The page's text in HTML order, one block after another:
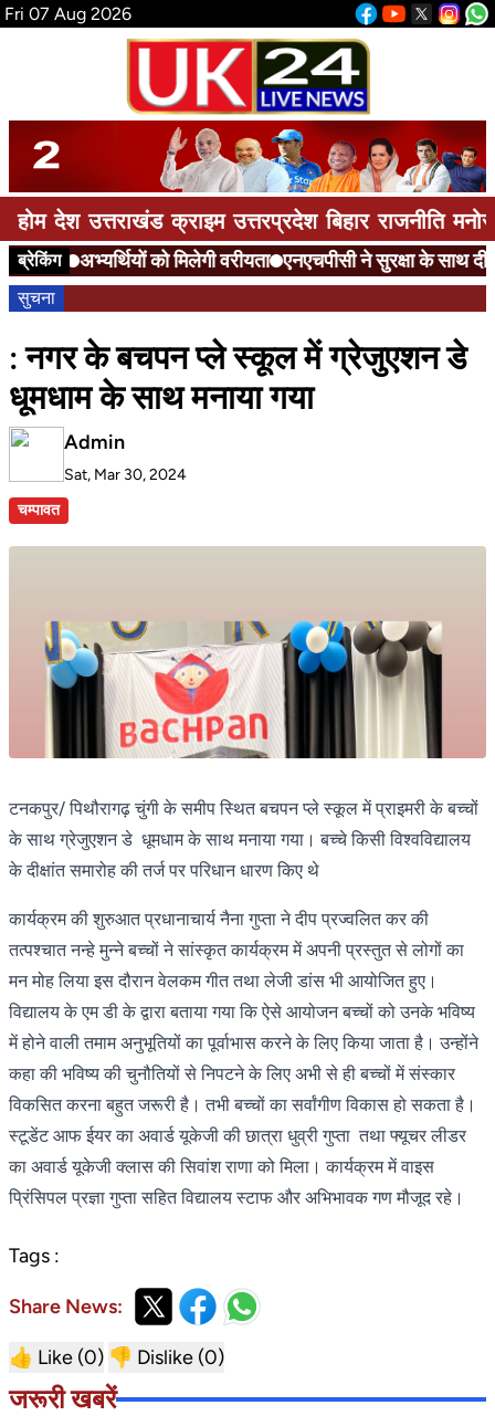
Fri 07 Aug 2026
होम देश उत्तराखंड क्राइम उत्तरप्रदेश बिहार राजनीति
ब्रेकिंगअभ्यर्थियों को मिलेगी वरीयता एनएचपीसी ने सुरक्षा के साथ दी
सुचना
: नगर के बचपन प्ले स्कूल में ग्रेजुएशन डे
धूमधाम के साथ मनाया गया
Admin
Sat, Mar 30, 2024
चम्पावत
टनकपुर/ पिथौरागढ़ चुंगी के समीप स्थित बचपन प्ले स्कूल में प्राइमरी के बच्चों
के साथ ग्रेजुएशन डे धूमधाम के साथ मनाया गया। बच्चे किसी विश्वविद्यालय
के दीक्षांत समारोह की तर्ज पर परिधान धारण किए थे
कार्यक्रम की शुरुआत प्रधानाचार्य नैना गुप्ता ने दीप प्रज्वलित कर की
तत्पश्चात नन्हे मुन्ने बच्चों ने सांस्कृत कार्यक्रम में अपनी प्रस्तुत से लोगों का
मन मोह लिया इस दौरान वेलकम गीत तथा लेजी डांस भी आयोजित हुए।
विद्यालय के एम डी के द्वारा बताया गया कि ऐसे आयोजन बच्चों को उनके भविष्य
में होने वाली तमाम अनुभूतियों का पूर्वाभास करने के लिए किया जाता है। उन्होंने
कहा की भविष्य की चुनौतियों से निपटने के लिए अभी से ही बच्चों में संस्कार
विकसित करना बहुत जरूरी है। तभी बच्चों का सर्वांगीण विकास हो सकता है।
स्टूडेंट आफ ईयर का अवार्ड यूकेजी की छात्रा धुव्री गुप्ता तथा फ्यूचर लीडर
का अवार्ड यूकेजी क्लास की सिवांश राणा को मिला। कार्यक्रम में वाइस
प्रिंसिपल प्रज्ञा गुप्ता सहित विद्यालय स्टाफ और अभिभावक गण मौजूद रहे।
Tags :
Share News:
👍 Like (0) 👎 Dislike (0)
जरूरी खबरें